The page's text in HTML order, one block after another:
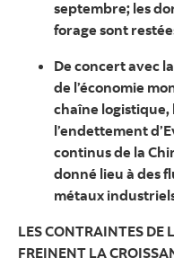
septembre; les
forage sont
De concert avec
de l’économie
chaîne logistique,
l’endettement
continus de la
donné lieu à des
métaux
LES CONTRAINTES DE
FREINENT LA